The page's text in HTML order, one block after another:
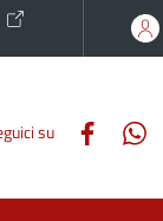
su